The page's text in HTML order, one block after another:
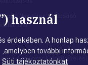
Navigátor Tanácsadó
nyilatkozat|Adatkezelési
használ
érdekében. A honlap
további
Süti tájékoztatónkat